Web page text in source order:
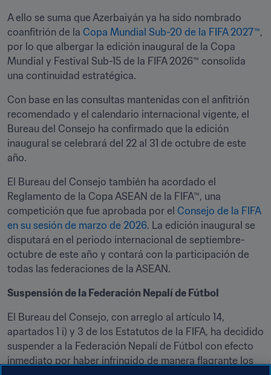
A ello se suma que Azerbaiyán ya ha sido nombrado
coanfitrión de la Copa Mundial Sub-20 de la FIFA 2027™,
por lo que albergar la edición inaugural de la Copa
Mundial y Festival Sub-15 de la FIFA 2026™ consolida
una continuidad estratégica.
Con base en las consultas mantenidas con el anfitrión
recomendado y el calendario internacional vigente, el
Bureau del Consejo ha confirmado que la edición
inaugural se celebrará del 22 al 31 de octubre de este
año.
El Bureau del Consejo también ha acordado el
Reglamento de la Copa ASEAN de la FIFA™, una
competición que fue aprobada por el Consejo de la FIFA
en su sesión de marzo de 2026. La edición inaugural se
disputará en el periodo internacional de septiembre-
octubre de este año y contará con la participación de
Suspensión de la Federación Nepalí de Fútbol
El Bureau del Consejo, con arreglo al artículo 14,
apartados 1 i) y 3 de los Estatutos de la FIFA, ha decidido
suspender a la Federación Nepalí de Fútbol con efecto
inmediato por haber infringido de manera flagrante los